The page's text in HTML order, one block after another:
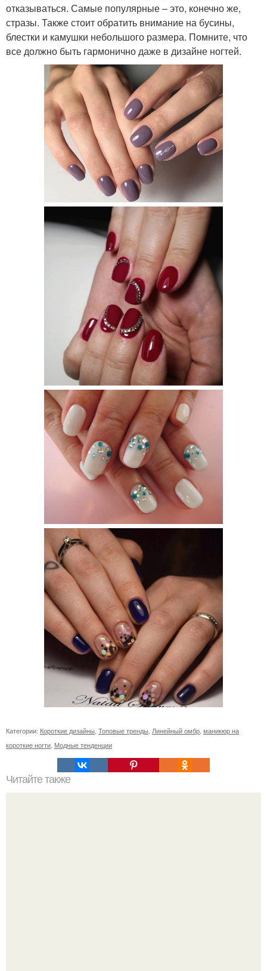
отказываться. Самые популярные – это, конечно же,
стразы. Также стоит обратить внимание на бусины,
блестки и камушки небольшого размера. Помните, что
все должно быть гармонично даже в дизайне ногтей.
Категории: Короткие дизайны Топовые тренды Линейный омбр маникюр на
короткие ногти Модные тенденции
Читайте также